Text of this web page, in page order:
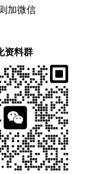
加微信
资料群